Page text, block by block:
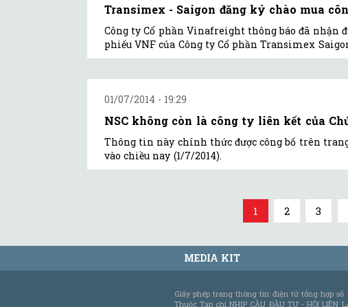
Transimex - Saigon đăng ký chào mua
Công ty Cổ phần Vinafreight thông báo đã nhận
phiếu VNF của Công ty Cổ phần Transimex
01/07/2014 - 19:29
NSC không còn là công ty liên kết của
Thông tin này chính thức được công bố trên
vào chiều nay (1/7/2014).
1 2 3
MEDIA KIT
Giấy phép trang thông tin điện tử tổng hợp số
Thuộc Tạp chí NHỊP CẦU ĐẦU TƯ - HỘI LIÊN